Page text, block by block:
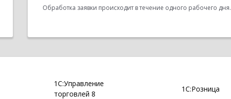
Обработка заявки происходит в течение одного рабочего дня.
1С:Управление
торговлей 8
1С:Розница